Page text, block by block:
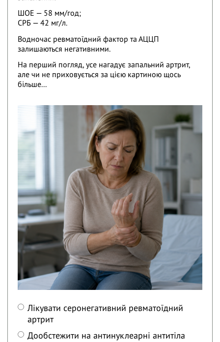
ШОЕ — 58 мм/год;
СРБ — 42 мг/л.
Водночас ревматоїдний фактор та АЦЦП
залишаються негативними.
На перший погляд, усе нагадує запальний артрит,
але чи не приховується за цією картиною щось
більше...
Лікувати серонегативний ревматоїдний
артрит
Дообстежити на антинуклеарні антитіла